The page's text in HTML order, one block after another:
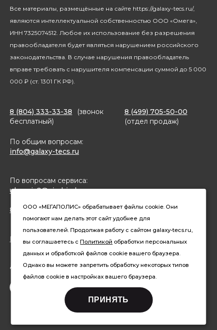
Посуда
Благотворительность
Все материалы, размещённые на сайте https://galaxy-tecs.ru/,
являются интеллектуальной собственностью ООО «Омега»,
ИНН 7325074512. Любое их использование без разрешения
правообладателя будет являться нарушением российского
законодательства. В случае нарушения правообладатель
вправе требовать с нарушителя компенсации суммой до 5 000
000 ₽ (ст. 1301 ГК РФ).
8 (804) 333-33-38
(звонок
бесплатный)
8 (499) 705-50-00
(отдел продаж)
По общим вопросам:
info@galaxy-tecs.ru
По вопросам сервиса:
ulservis2@simbirsk-crown.ru
8(962)633-02-15 (чат в MAX)
Конфиденциальность
Давайте дружить
ООО «МЕГАПОЛИС» обрабатывает файлы cookie. Они
помогают нам делать этот сайт удобнее для
пользователей. Продолжая работу с сайтом galaxy-tecs.ru,
вы соглашаетесь сПолитикой обработки персональных
данных и обработкой файлов cookie вашего браузера.
Однако вы можете запретить обработку некоторых типов
файлов cookie в настройках вашего браузера.
ПРИНЯТЬ